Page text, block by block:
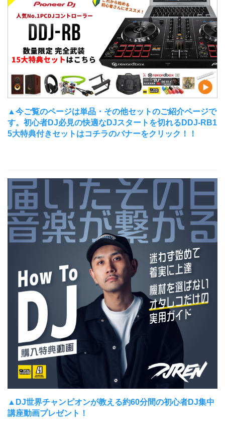
▲今ご覧のページは単品・その他セットのご紹介ページで
す。初心者DJ必見の快適なDJスタートを切れるDDJ-RB1
5大特典付きセットはコチラのバナーをクリック！！
▲DJ世界チャンピオンが教える約60分間の初心者DJ集中
講座動画プレゼント！